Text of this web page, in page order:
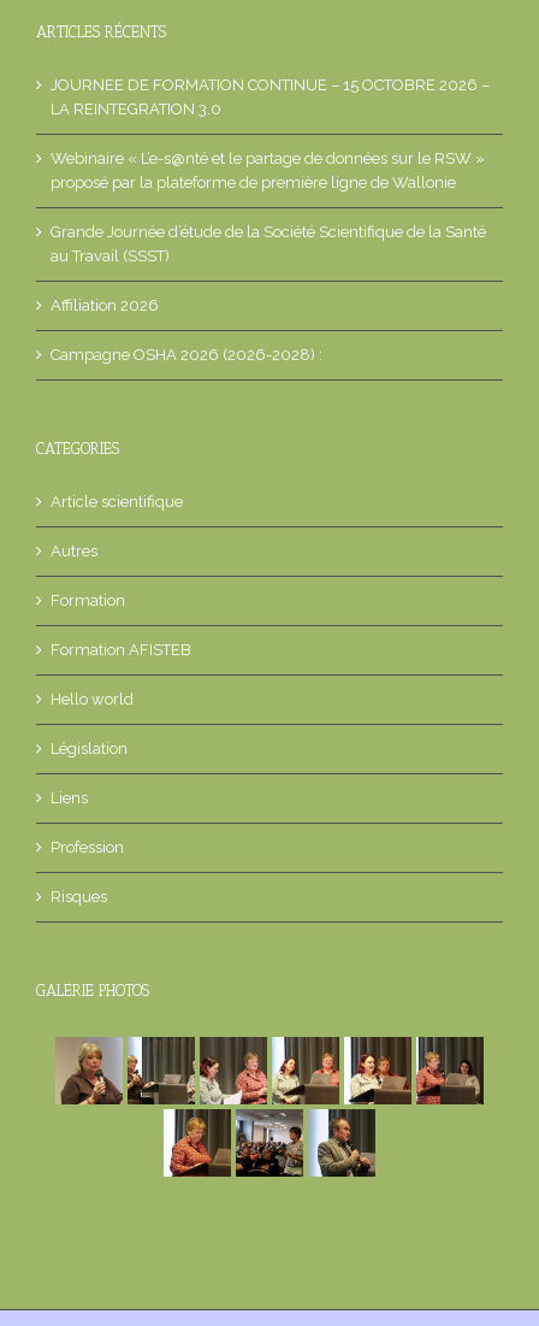
ARTICLES RÉCENTS
JOURNEE DE FORMATION CONTINUE – 15 OCTOBRE 2026 –
LA REINTEGRATION 3.0
Webinaire « L’e-s@nté et le partage de données sur le RSW »
proposé par la plateforme de première ligne de Wallonie
Grande Journée d’étude de la Société Scientifique de la Santé
au Travail (SSST)
Affiliation 2026
Campagne OSHA 2026 (2026-2028) :
CATEGORIES
Article scientifique
Autres
Formation
Formation AFISTEB
Hello world
Législation
Liens
Profession
Risques
GALERIE PHOTOS